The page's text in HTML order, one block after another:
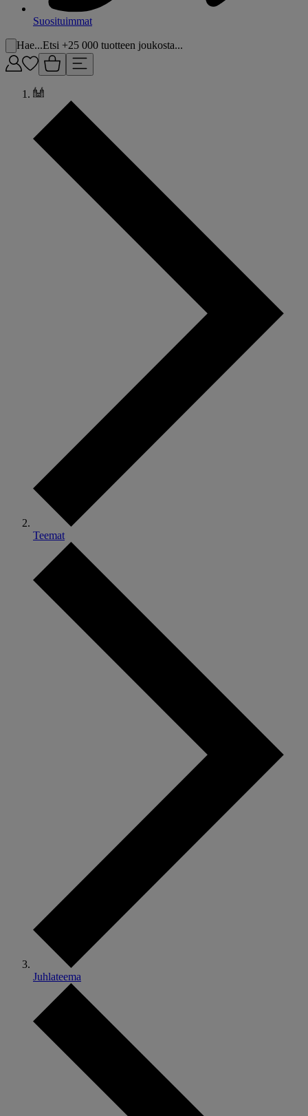
Suosituimmat
Hae...Etsi +25 000 tuotteen joukosta...
Teemat
Juhlateema